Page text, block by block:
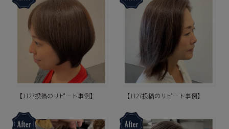
【1127投稿のリピート事例】 【1127投稿のリピート事例】